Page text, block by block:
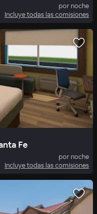
por noche
Incluye todas las comisiones
Fe
por noche
Incluye todas las comisiones